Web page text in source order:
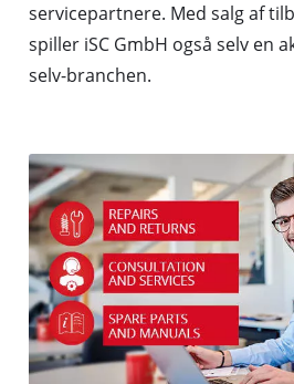
servicepartnere. Med salg af
spiller iSC GmbH også selv en
selv-branchen.